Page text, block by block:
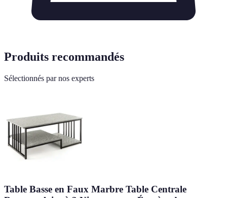
Produits recommandés
Sélectionnés par nos experts
Table Basse en Faux Marbre Table Centrale